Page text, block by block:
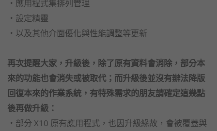
‧應用程式集排列管理
‧設定精靈
‧以及其他介面優化與性能調整等更新
再次提醒大家，升級後，除了原有資料會消除，部分本
來的功能也會消失或被取代；而升級後並沒有辦法降版
回復本來的作業系統，有特殊需求的朋友請確定這幾點
後再做升級：
‧部分 X10 原有應用程式，也因升級緣故，會被覆蓋與